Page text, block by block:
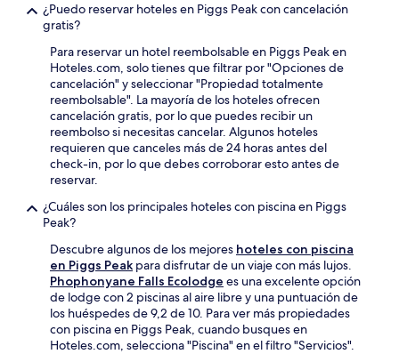
¿Puedo reservar hoteles en Piggs Peak con cancelación
gratis?
Para reservar un hotel reembolsable en Piggs Peak en
Hoteles.com, solo tienes que filtrar por "Opciones de
cancelación" y seleccionar "Propiedad totalmente
reembolsable". La mayoría de los hoteles ofrecen
cancelación gratis, por lo que puedes recibir un
reembolso si necesitas cancelar. Algunos hoteles
requieren que canceles más de 24 horas antes del
check-in, por lo que debes corroborar esto antes de
reservar.
¿Cuáles son los principales hoteles con piscina en Piggs
Peak?
Descubre algunos de los mejores hoteles con piscina
en Piggs Peakpara disfrutar de un viaje con más lujos.
Phophonyane Falls Ecolodge es una excelente opción
de lodge con 2 piscinas al aire libre y una puntuación de
los huéspedes de 9,2 de 10. Para ver más propiedades
con piscina en Piggs Peak, cuando busques en
Hoteles.com, selecciona "Piscina" en el filtro "Servicios".